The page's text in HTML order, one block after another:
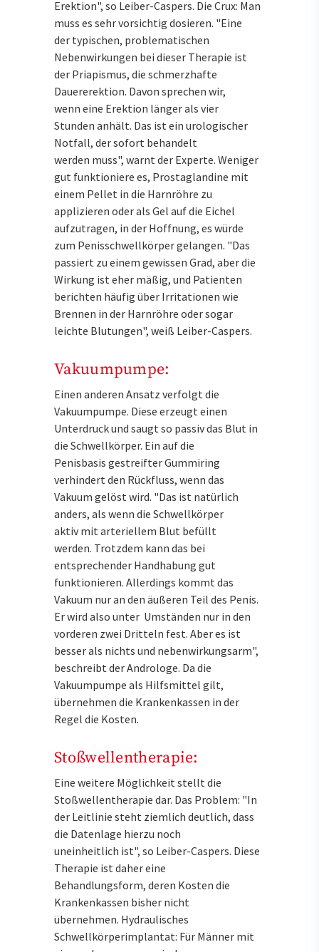
Erektion", so Leiber-Caspers. Die Crux: Man
muss es sehr vorsichtig dosieren. "Eine
der typischen, problematischen
Nebenwirkungen bei dieser Therapie ist
der Priapismus, die schmerzhafte
Dauererektion. Davon sprechen wir,
wenn eine Erektion länger als vier
Stunden anhält. Das ist ein urologischer
Notfall, der sofort behandelt
werden muss", warnt der Experte. Weniger
gut funktioniere es, Prostaglandine mit
einem Pellet in die Harnröhre zu
applizieren oder als Gel auf die Eichel
aufzutragen, in der Hoffnung, es würde
zum Penisschwellkörper gelangen. "Das
passiert zu einem gewissen Grad, aber die
Wirkung ist eher mäßig, und Patienten
berichten häufig über Irritationen wie
Brennen in der Harnröhre oder sogar
leichte Blutungen", weiß Leiber-Caspers.
Vakuumpumpe:
Einen anderen Ansatz verfolgt die
Vakuumpumpe. Diese erzeugt einen
Unterdruck und saugt so passiv das Blut in
die Schwellkörper. Ein auf die
Penisbasis gestreifter Gummiring
verhindert den Rückfluss, wenn das
Vakuum gelöst wird. "Das ist natürlich
anders, als wenn die Schwellkörper
aktiv mit arteriellem Blut befüllt
werden. Trotzdem kann das bei
entsprechender Handhabung gut
funktionieren. Allerdings kommt das
Vakuum nur an den äußeren Teil des Penis.
Er wird also unter Umständen nur in den
vorderen zwei Dritteln fest. Aber es ist
besser als nichts und nebenwirkungsarm",
beschreibt der Androloge. Da die
Vakuumpumpe als Hilfsmittel gilt,
übernehmen die Krankenkassen in der
Regel die Kosten.
Stoßwellentherapie:
Eine weitere Möglichkeit stellt die
Stoßwellentherapie dar. Das Problem: "In
der Leitlinie steht ziemlich deutlich, dass
die Datenlage hierzu noch
uneinheitlich ist", so Leiber-Caspers. Diese
Therapie ist daher eine
Behandlungsform, deren Kosten die
Krankenkassen bisher nicht
übernehmen. Hydraulisches
Schwellkörperimplantat: Für Männer mit